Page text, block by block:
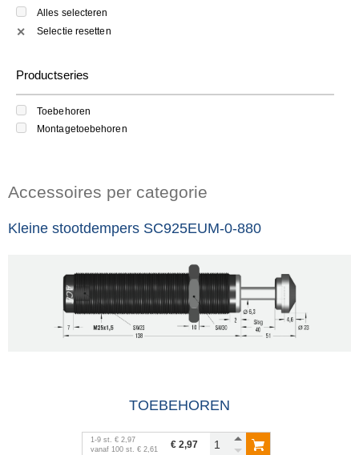
Alles selecteren
✕ Selectie resetten
Productseries
Toebehoren
Montagetoebehoren
Accessoires per categorie
Kleine stootdempers SC925EUM-0-880
TOEBEHOREN
1-9 st. € 2,97
vanaf 100 st. € 2,61 € 2,97